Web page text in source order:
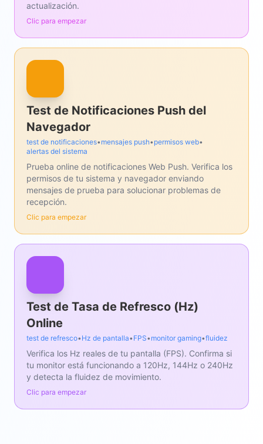
actualización.
Clic para empezar
Test de Notificaciones Push del
Navegador
test de notificaciones•mensajes push•permisos web•
alertas del sistema
Prueba online de notificaciones Web Push. Verifica los
permisos de tu sistema y navegador enviando
mensajes de prueba para solucionar problemas de
recepción.
Clic para empezar
Test de Tasa de Refresco (Hz)
Online
test de refresco•Hz de pantalla•FPS•monitor gaming•fluidez
Verifica los Hz reales de tu pantalla (FPS). Confirma si
tu monitor está funcionando a 120Hz, 144Hz o 240Hz
y detecta la fluidez de movimiento.
Clic para empezar